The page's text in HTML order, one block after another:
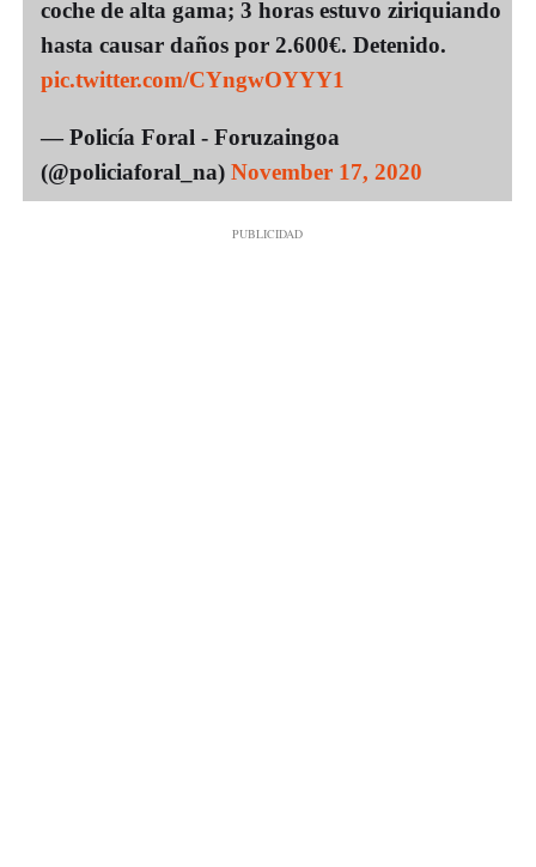
coche de alta gama; 3 horas estuvo ziriquiando
hasta causar daños por 2.600€. Detenido.
pic.twitter.com/CYngwOYYY1
— Policía Foral - Foruzaingoa
(@policiaforal_na) November 17, 2020